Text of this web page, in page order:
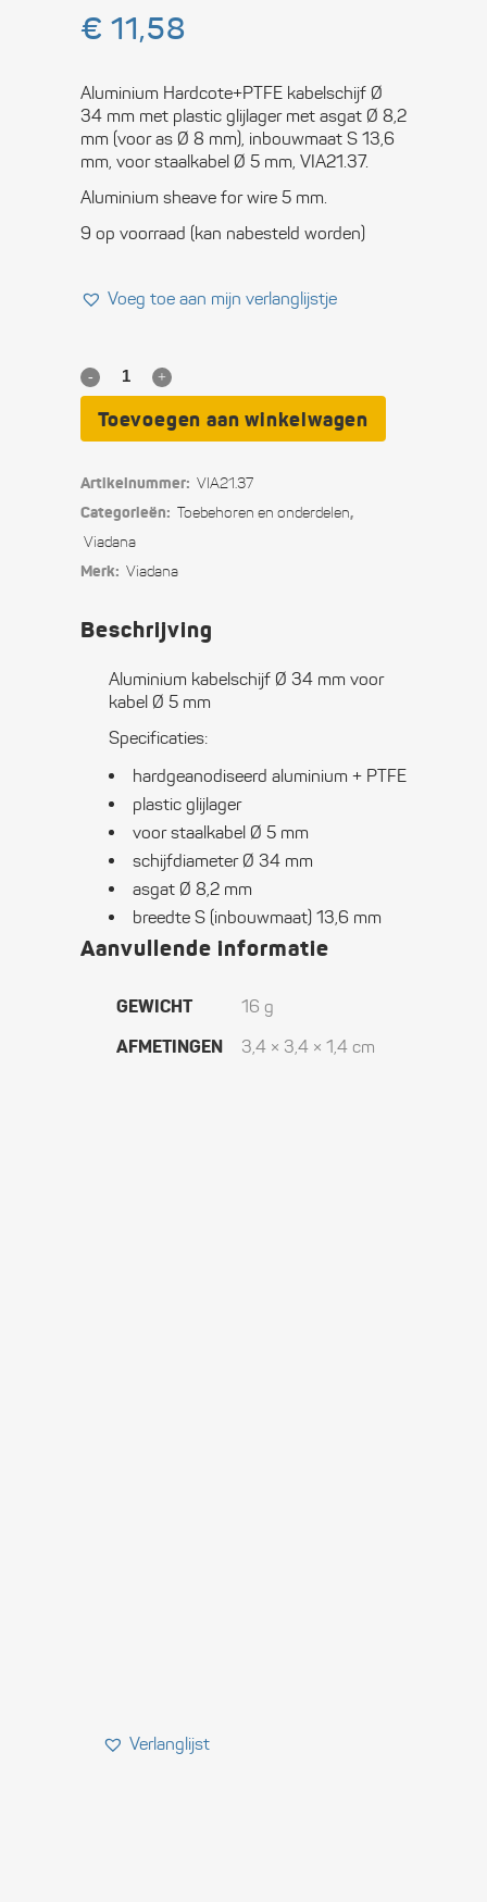
€ 11,58
Aluminium Hardcote+PTFE kabelschijf Ø
34 mm met plastic glijlager met asgat Ø 8,2
mm (voor as Ø 8 mm), inbouwmaat S 13,6
mm, voor staalkabel Ø 5 mm, VIA21.37.
Aluminium sheave for wire 5 mm.
9 op voorraad (kan nabesteld worden)
Voeg toe aan mijn verlanglijstje
Aluminium
kabelschijf
34
mm
voor
quantity
Toevoegen aan winkelwagen
Artikelnummer: VIA21.37
Categorieën: Toebehoren en onderdelen,
Viadana
Merk: Viadana
Beschrijving
Aluminium kabelschijf Ø 34 mm voor
kabel Ø 5 mm
Specificaties:
hardgeanodiseerd aluminium + PTFE
plastic glijlager
voor staalkabel Ø 5 mm
schijfdiameter Ø 34 mm
asgat Ø 8,2 mm
breedte S (inbouwmaat) 13,6 mm
Aanvullende informatie
GEWICHT 16 g
AFMETINGEN 3,4 × 3,4 × 1,4 cm